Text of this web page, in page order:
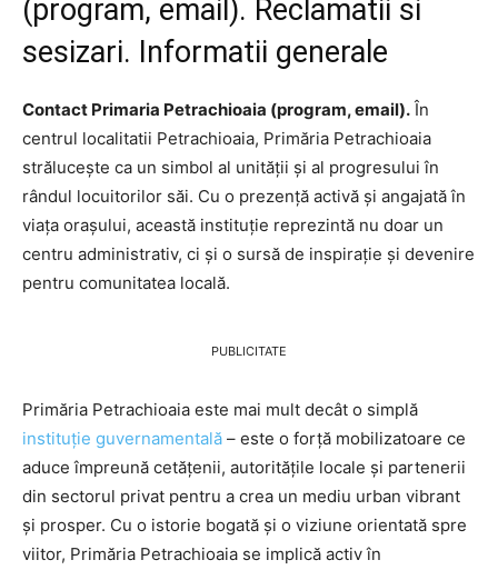
(program, email). Reclamatii si
sesizari. Informatii generale
Contact Primaria Petrachioaia (program, email). În
centrul localitatii Petrachioaia, Primăria Petrachioaia
strălucește ca un simbol al unității și al progresului în
rândul locuitorilor săi. Cu o prezență activă și angajată în
viața orașului, această instituție reprezintă nu doar un
centru administrativ, ci și o sursă de inspirație și devenire
pentru comunitatea locală.
PUBLICITATE
Primăria Petrachioaia este mai mult decât o simplă
instituție guvernamentală – este o forță mobilizatoare ce
aduce împreună cetățenii, autoritățile locale și partenerii
din sectorul privat pentru a crea un mediu urban vibrant
și prosper. Cu o istorie bogată și o viziune orientată spre
viitor, Primăria Petrachioaia se implică activ în